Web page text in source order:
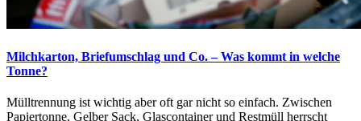
Milchkarton, Briefumschlag und Co. – Was kommt in welche
Tonne?
Mülltrennung ist wichtig aber oft gar nicht so einfach. Zwischen
Papiertonne, Gelber Sack, Glascontainer und Restmüll herrscht